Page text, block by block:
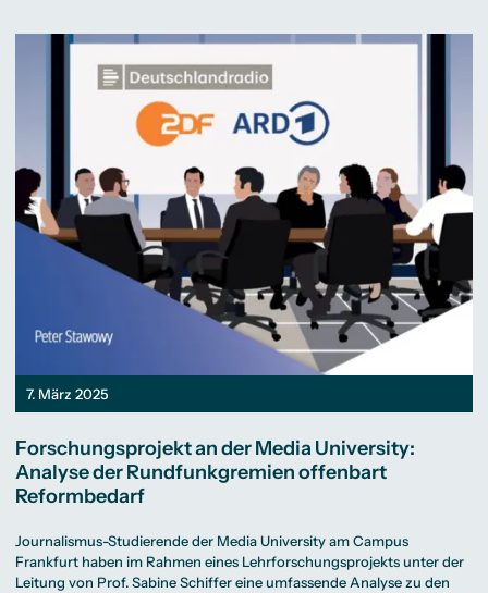
7. März 2025
Forschungsprojekt an der Media University:
Analyse der Rundfunkgremien offenbart
Reformbedarf
Journalismus-Studierende der Media University am Campus
Frankfurt haben im Rahmen eines Lehrforschungsprojekts unter der
Leitung von Prof. Sabine Schiffer eine umfassende Analyse zu den